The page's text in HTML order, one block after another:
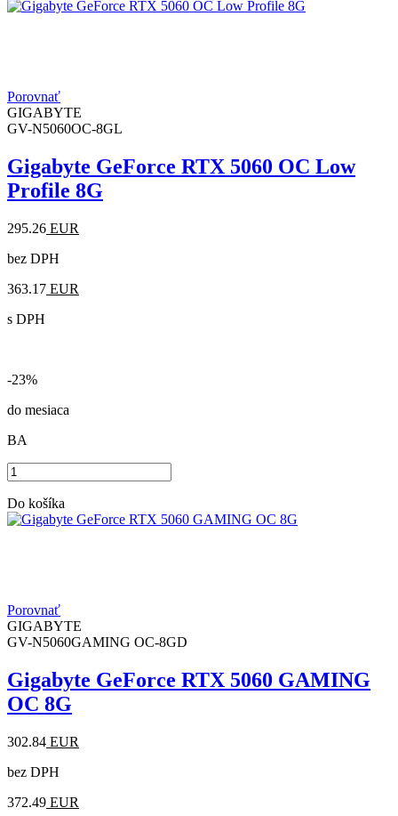
Porovnať
GIGABYTE
GV-N5060OC-8GL
Gigabyte GeForce RTX 5060 OC Low
Profile 8G
295.26 EUR
bez DPH
363.17 EUR
s DPH
-23%
do mesiaca
BA
Do košíka
Porovnať
GIGABYTE
GV-N5060GAMING OC-8GD
Gigabyte GeForce RTX 5060 GAMING
OC 8G
302.84 EUR
bez DPH
372.49 EUR